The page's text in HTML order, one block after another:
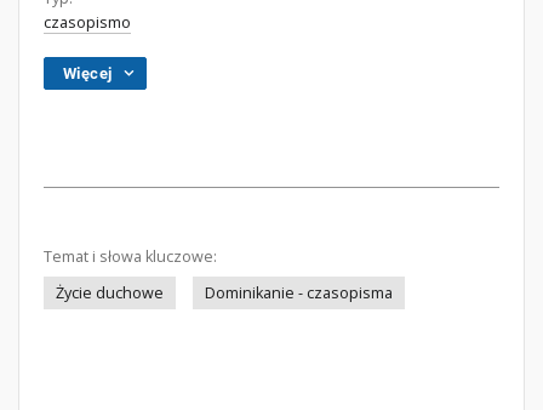
czasopismo
Więcej
Temat i słowa kluczowe:
Życie duchowe
Dominikanie - czasopisma